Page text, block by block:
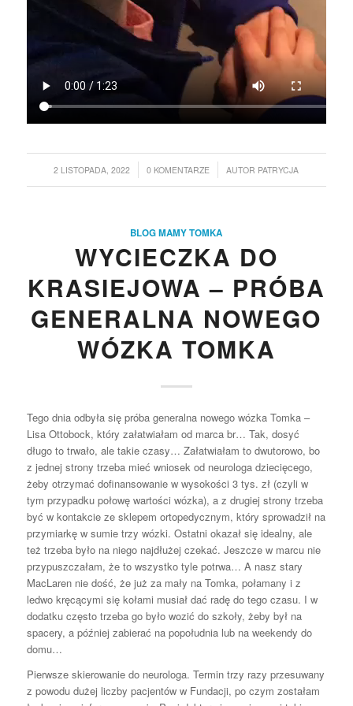
2 LISTOPADA, 2022
/ 0 KOMENTARZE
/ AUTOR PATRYCJA
BLOG MAMY TOMKA
WYCIECZKA DO
KRASIEJOWA – PRÓBA
GENERALNA NOWEGO
WÓZKA TOMKA
Tego dnia odbyła się próba generalna nowego wózka Tomka –
Lisa Ottobock, który załatwiałam od marca br… Tak, dosyć
długo to trwało, ale takie czasy… Załatwiałam to dwutorowo, bo
z jednej strony trzeba mieć wniosek od neurologa dziecięcego,
żeby otrzymać dofinansowanie w wysokości 3 tys. zł (czyli w
tym przypadku połowę wartości wózka), a z drugiej strony trzeba
być w kontakcie ze sklepem ortopedycznym, który sprowadził na
przymiarkę w sumie trzy wózki. Ostatni okazał się idealny, ale
też trzeba było na niego najdłużej czekać. Jeszcze w marcu nie
przypuszczałam, że to wszystko tyle potrwa… A nasz stary
MacLaren nie dość, że już za mały na Tomka, połamany i z
ledwo kręcącymi się kołami musiał dać radę do tego czasu. I w
dodatku często trzeba go było wozić do szkoły, żeby był na
spacery, a później zabierać na popołudnia lub na weekendy do
domu…
Pierwsze skierowanie do neurologa. Termin trzy razy przesuwany
z powodu dużej liczby pacjentów w Fundacji, po czym zostałam